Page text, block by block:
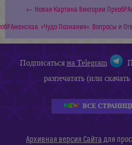
← Новая Картина Виктории
«Чудо Познания». Вопросы и
Подписатьсяна Telegram
разпечатать (или
ВСЕ
Архивная версия Сайта для